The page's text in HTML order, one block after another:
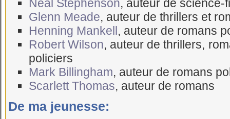
Neal Stephenson, auteur de science-
Glenn Meade, auteur de thrillers et
Henning Mankell, auteur de romans
Robert Wilson, auteur de thrillers,
policiers
Mark Billingham, auteur de romans
Scarlett Thomas, auteur de romans
De ma jeunesse: